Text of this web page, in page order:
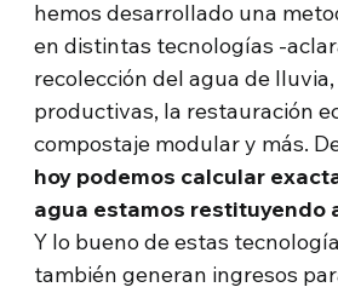
hemos desarrollado una
en distintas tecnologías -
recolección del agua de
productivas, la restauración
compostaje modular y más.
hoy podemos calcular
agua estamos restituyendo
Y lo bueno de estas
también generan ingresos